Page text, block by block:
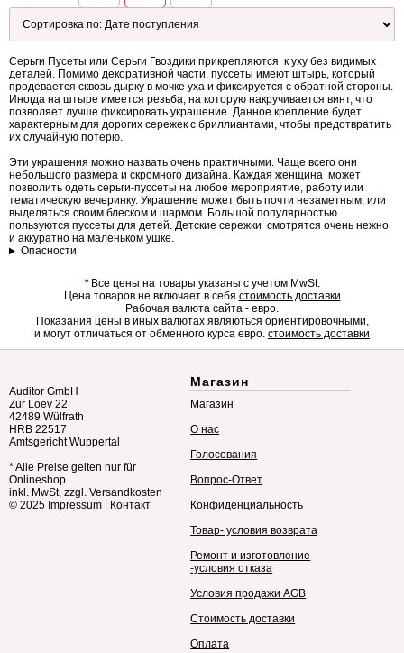
Серьги Пусеты или Серьги Гвоздики прикрепляются к уху без видимых
деталей. Помимо декоративной части, пуссеты имеют штырь, который
продевается сквозь дырку в мочке уха и фиксируется с обратной стороны.
Иногда на штыре имеется резьба, на которую накручивается винт, что
позволяет лучше фиксировать украшение. Данное крепление будет
характерным для дорогих сережек с бриллиантами, чтобы предотвратить
их случайную потерю.
Эти украшения можно назвать очень практичными. Чаще всего они
небольшого размера и скромного дизайна. Каждая женщина может
позволить одеть серьги-пуссеты на любое мероприятие, работу или
тематическую вечеринку. Украшение может быть почти незаметным, или
выделяться своим блеском и шармом. Большой популярностью
пользуются пуссеты для детей. Детские сережки смотрятся очень нежно
и аккуратно на маленьком ушке.
Опасности
*Все цены на товары указаны с учетом MwSt.
Цена товаров не включает в себя стоимость доставки
Рабочая валюта сайта - евро.
Показания цены в иных валютах являються ориентировочными,
и могут отличаться от обменного курса евро. стоимость доставки
Auditor GmbH
Zur Loev 22
42489 Wülfrath
HRB 22517
Amtsgericht Wuppertal
* Alle Preise gelten nur für
Onlineshop
inkl. MwSt, zzgl. Versandkosten
© 2025 Impressum Контакт
Магазин
Магазин
О нас
Голосования
Вопрос-Ответ
Конфиденциальность
Товар- условия возврата
Ремонт и изготовление
-условия отказа
Условия продажи AGB
Стоимость доставки
Оплата